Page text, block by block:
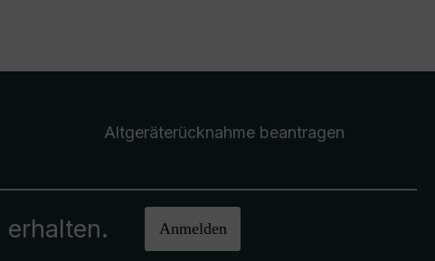
Altgeräterücknahme beantragen
erhalten. Anmelden